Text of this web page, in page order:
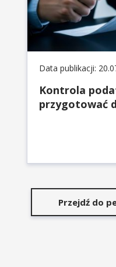
Data publikacji:
Kontrola
przygotować
Przejdź do